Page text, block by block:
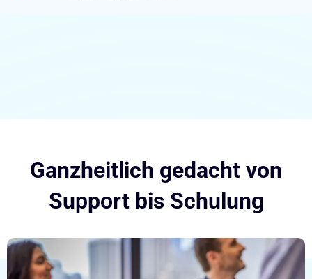
Ganzheitlich gedacht von
Support bis Schulung